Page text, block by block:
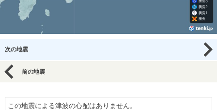
次の地震
前の地震
この地震による津波の心配はありません。